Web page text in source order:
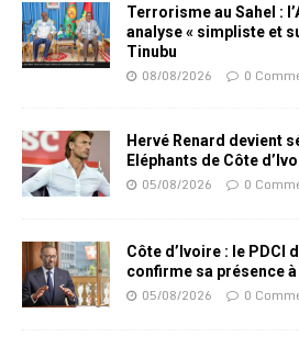
Terrorisme au Sahel :
analyse « simpliste et
Tinubu
08/08/2026 0
Hervé Renard devient
Eléphants de Côte
05/08/2026 0
Côte d’Ivoire : le PDCI
confirme sa présence
05/08/2026 0